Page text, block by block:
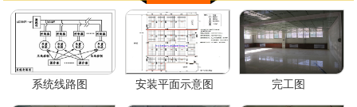
系统线路图 安装平面示意图 完工图